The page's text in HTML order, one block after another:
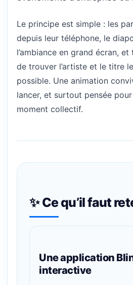
Le principe est simple : les
depuis leur téléphone, le
l’ambiance en grand écran,
de trouver l’artiste et le titre
possible. Une animation
lancer, et surtout pensée
moment collectif.
✨ Ce qu’il faut
Une application
interactive